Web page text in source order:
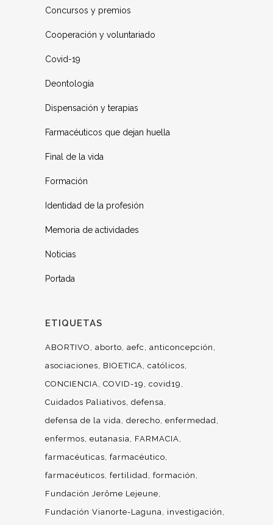
Concursos y premios
Cooperación y voluntariado
Covid-19
Deontología
Dispensación y terapias
Farmacéuticos que dejan huella
Final de la vida
Formación
Identidad de la profesión
Memoria de actividades
Noticias
Portada
ETIQUETAS
ABORTIVO aborto aefc
anticoncepción
asociaciones
BIOETICA católicos
CONCIENCIA COVID-19
covid19
Cuidados Paliativos defensa
defensa de la vida derecho enfermedad
enfermos eutanasia
FARMACIA
farmacéuticas farmacéutico
farmacéuticos fertilidad formación
Fundación Jerôme Lejeune
Fundación Vianorte-Laguna
investigación